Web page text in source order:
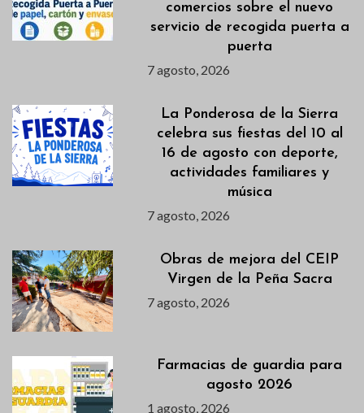
comercios sobre el nuevo
servicio de recogida puerta a
puerta
7 agosto, 2026
La Ponderosa de la Sierra
celebra sus fiestas del 10 al
16 de agosto con deporte,
actividades familiares y
música
7 agosto, 2026
Obras de mejora del CEIP
Virgen de la Peña Sacra
7 agosto, 2026
Farmacias de guardia para
agosto 2026
1 agosto, 2026